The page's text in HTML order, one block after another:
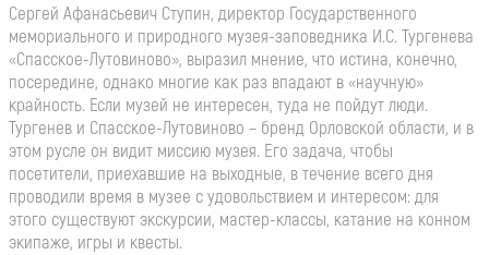
Сергей Афанасьевич Ступин, директор Государственного
мемориального и природного музея-заповедника И.С. Тургенева
«Спасское-Лутовиново», выразил мнение, что истина, конечно,
посередине, однако многие как раз впадают в «научную»
крайность. Если музей не интересен, туда не пойдут люди.
Тургенев и Спасское-Лутовиново – бренд Орловской области, и в
этом русле он видит миссию музея. Его задача, чтобы
посетители, приехавшие на выходные, в течение всего дня
проводили время в музее с удовольствием и интересом: для
этого существуют экскурсии, мастер-классы, катание на конном
экипаже, игры и квесты.